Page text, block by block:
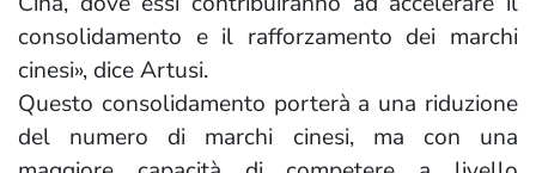
consolidamento e il rafforzamento dei marchi
cinesi», dice Artusi.
Questo consolidamento porterà a una riduzione
del numero di marchi cinesi, ma con una